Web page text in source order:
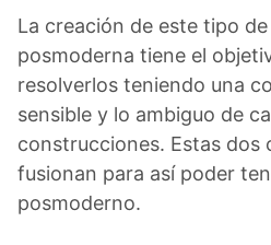
La creación de este tipo
posmoderna tiene el
resolverlos teniendo una
sensible y lo ambiguo de
construcciones. Estas dos
fusionan para así poder
posmoderno.